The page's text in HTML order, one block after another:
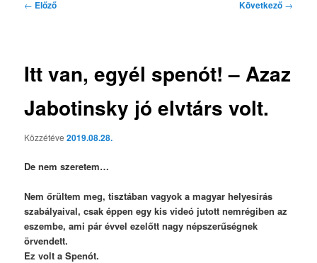
Bejegyzés
← Előző Következő →
Itt van, egyél spenót! – Azaz
Jabotinsky jó elvtárs volt.
Közzétéve2019.08.28.
De nem szeretem…
Nem őrültem meg, tisztában vagyok a magyar helyesírás
szabályaival, csak éppen egy kis videó jutott nemrégiben az
eszembe, ami pár évvel ezelőtt nagy népszerűségnek
örvendett.
Ez volt aSpenót.